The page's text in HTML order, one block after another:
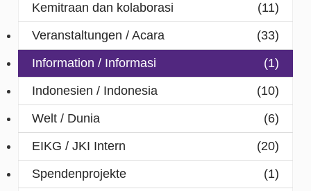
Kemitraan dan kolaborasi
(11)
Veranstaltungen / Acara
(33)
Information / Informasi
(1)
Indonesien / Indonesia
(10)
Welt / Dunia
(6)
EIKG / JKI Intern
(20)
Spendenprojekte
(1)